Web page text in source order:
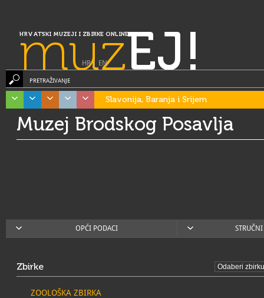
HRVATSKI MUZEJI I ZBIRKE ONLINE
muzEJ!
HR| EN
PRETRAŽIVANJE
Slavonija, Baranja i Srijem
Muzej Brodskog Posavlja
OPĆI PODACI
Zbirke
ZOOLOŠKA ZBIRKA